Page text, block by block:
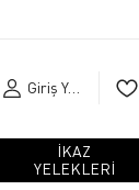
Giriş Yap
İKAZ
YELEKLERİ